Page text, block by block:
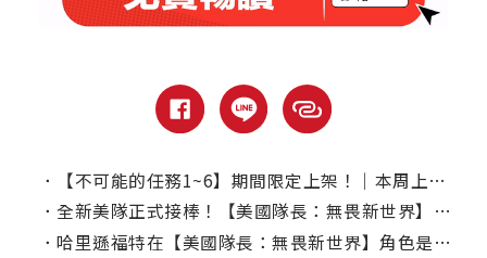
．
【不可能的任務1~6】期間限定上架！｜本周上線、電視首播推薦
． 全新美隊正式接棒！【美國隊長：無畏新世界】空降票房冠軍
． 哈里遜福特在【美國隊長：無畏新世界】角色是繼承誰？